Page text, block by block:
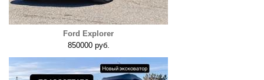
Ford Explorer
850000 руб.